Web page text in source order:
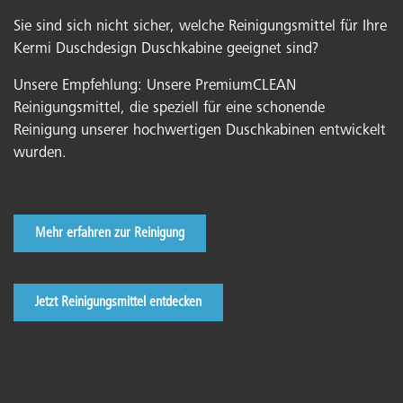
Sie sind sich nicht sicher, welche Reinigungsmittel für Ihre
Kermi Duschdesign Duschkabine geeignet sind?
Unsere Empfehlung: Unsere PremiumCLEAN
Reinigungsmittel, die speziell für eine schonende
Reinigung unserer hochwertigen Duschkabinen entwickelt
wurden.
Mehr erfahren zur Reinigung
Jetzt Reinigungsmittel entdecken